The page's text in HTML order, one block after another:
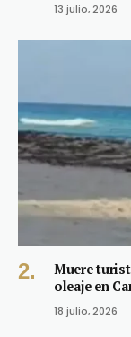
13 julio, 2026
Muere
oleaje en
18 julio, 2026